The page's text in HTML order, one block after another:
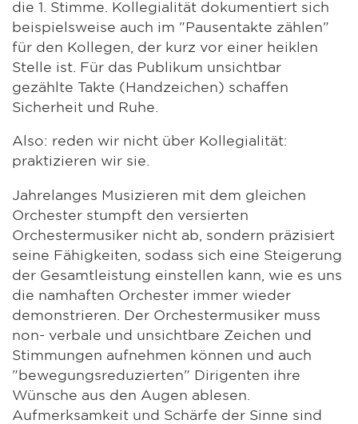
die 1. Stimme. Kollegialität dokumentiert sich
beispielsweise auch im "Pausentakte zählen"
für den Kollegen, der kurz vor einer heiklen
Stelle ist. Für das Publikum unsichtbar
gezählte Takte (Handzeichen) schaffen
Sicherheit und Ruhe.
Also: reden wir nicht über Kollegialität:
praktizieren wir sie.
Jahrelanges Musizieren mit dem gleichen
Orchester stumpft den versierten
Orchestermusiker nicht ab, sondern präzisiert
seine Fähigkeiten, sodass sich eine Steigerung
der Gesamtleistung einstellen kann, wie es uns
die namhaften Orchester immer wieder
demonstrieren. Der Orchestermusiker muss
non- verbale und unsichtbare Zeichen und
Stimmungen aufnehmen können und auch
"bewegungsreduzierten" Dirigenten ihre
Wünsche aus den Augen ablesen.
Aufmerksamkeit und Schärfe der Sinne sind